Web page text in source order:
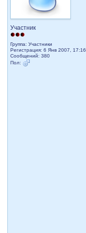
Участник
Группа: Участники
Регистрация: 6 Янв 2007, 17:16
Сообщений: 380
Пол: